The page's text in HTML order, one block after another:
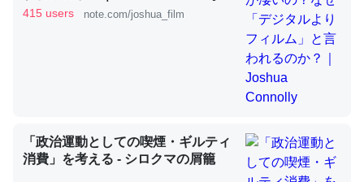
かりやすく強くなりそう
─GPTの仕組みと限界についての考察（１） - conceptualization
昆虫ってカルシウム少ないのか。知らんかった。調べたら
コオロギのカルシウム分はエビの600分の1程度。
─ニュース :: 【研究発表】昆虫学の大問題＝「昆虫はなぜ海にいな
415 users note.com/joshua_film
「政治運動としての喫煙・ギルティ
消費」を考える - シロクマの屑籠